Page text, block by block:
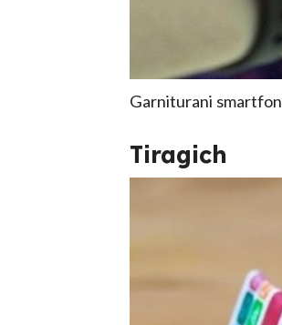
Garniturani
Tiragich